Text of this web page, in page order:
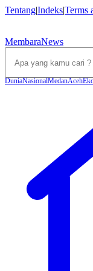
Tentang|Indeks|Terms
MembaraNews
DuniaNasionalMedanAceh